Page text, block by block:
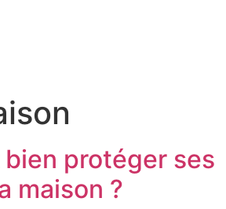
protéger ses
maison ?